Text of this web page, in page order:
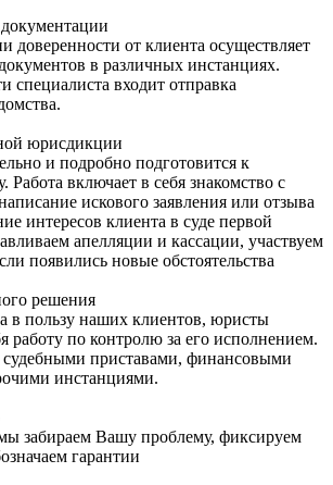
доверенности от клиента осуществляет
в различных инстанциях.
специалиста входит отправка
юрисдикции
и подробно подготовится к
Работа включает в себя знакомство с
искового заявления или отзыва
интересов клиента в суде первой
апелляции и кассации, участвуем
появились новые обстоятельства
решения
в пользу наших клиентов, юристы
работу по контролю за его исполнением.
судебными приставами, финансовыми
инстанциями.
забираем Вашу проблему, фиксируем
гарантии